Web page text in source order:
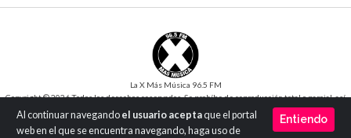
Al continuar navegando el usuario aceptaque el portal
web en el que se encuentra navegando, haga uso de
Entiendo
La X Más Música 96.5 FM
Copyright © 2026 Todos los derechos reservados. Se prohíbe de reproducción total o parcial, así
como su traducción a cualquier idioma sin la autorización escrita del titular.
Desarrollo y Diseño
SilverIT
Versión 1.0